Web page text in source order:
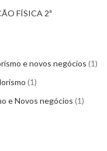
FÍSICA 2ª
e novos negócios 1
1
e Novos negócios 1